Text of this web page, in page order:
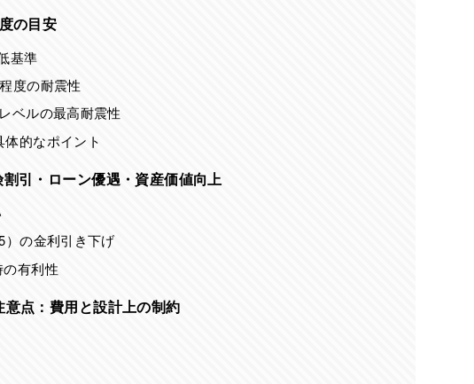
の目安
基準
度の耐震性
ベルの最高耐震性
的なポイント
引・ローン優遇・資産価値向上
）の金利引き下げ
有利性
点：費用と設計上の制約